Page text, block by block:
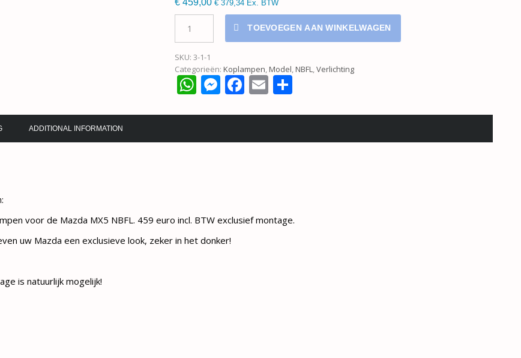
€ 379,34 Ex. BTW
Eye
koplampen
MX5
NBFL
hoeveelheid
TOEVOEGEN AAN WINKELWAGEN
SKU: 3-1-1
Categorieën: Koplampen,Model,NBFL,Verlichting
WhatsApp
Messenger
Facebook
Email
ADDITIONAL INFORMATION
voor de Mazda MX5 NBFL. 459 euro incl. BTW exclusief montage.
uw Mazda een exclusieve look, zeker in het donker!
is natuurlijk mogelijk!